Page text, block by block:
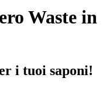
Waste in
i tuoi saponi!